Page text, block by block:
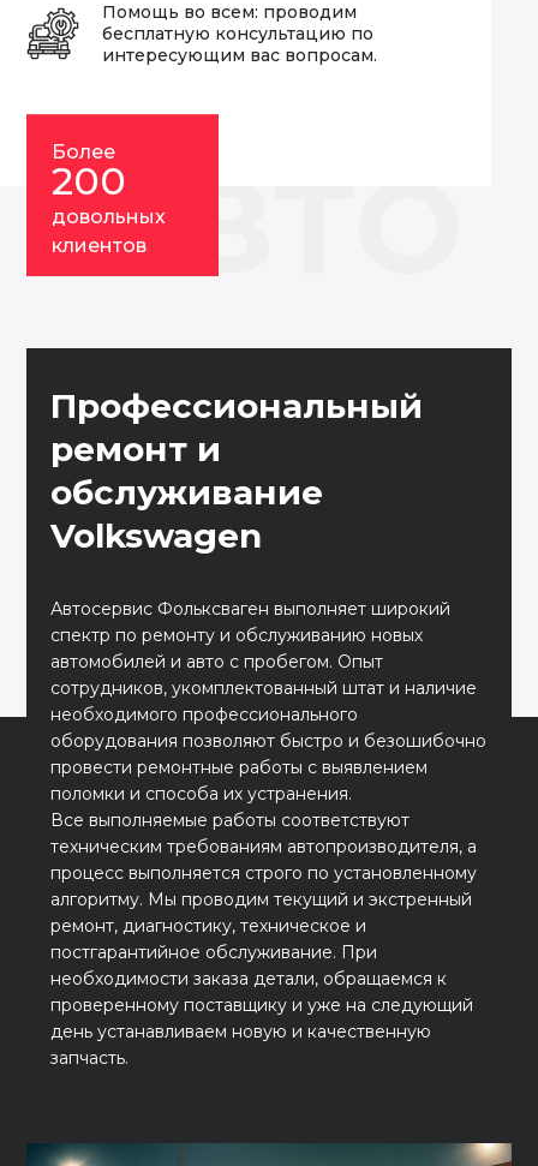
Помощь во всем: проводим
бесплатную консультацию по
интересующим вас вопросам.
Более
200
довольных
клиентов
АВТО
Профессиональный
ремонт и
обслуживание
Volkswagen
Автосервис Фольксваген выполняет широкий
спектр по ремонту и обслуживанию новых
автомобилей и авто с пробегом. Опыт
сотрудников, укомплектованный штат и наличие
необходимого профессионального
оборудования позволяют быстро и безошибочно
провести ремонтные работы с выявлением
поломки и способа их устранения.
Все выполняемые работы соответствуют
техническим требованиям автопроизводителя, а
процесс выполняется строго по установленному
алгоритму. Мы проводим текущий и экстренный
ремонт, диагностику, техническое и
постгарантийное обслуживание. При
необходимости заказа детали, обращаемся к
проверенному поставщику и уже на следующий
день устанавливаем новую и качественную
запчасть.